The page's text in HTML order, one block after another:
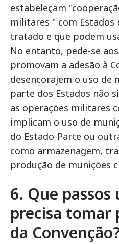
estabeleçam
militares " com Estados
tratado e que podem
No entanto, pede-se
promovam a adesão à
desencorajem o uso de
parte dos Estados não
as operações militares
implicam o uso de
do Estado-Parte ou
como armazenagem,
produção de munições
6. Que passos
precisa tomar
da